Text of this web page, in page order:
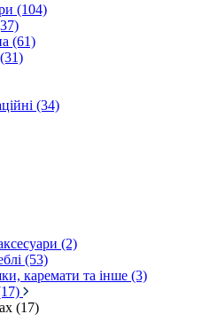
(104)
(61)
(34)
(2)
(53)
каремати та інше (3)
(17)